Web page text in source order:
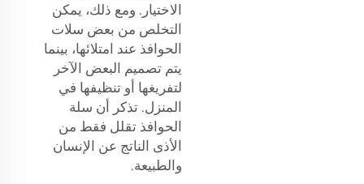
الاختيار. ومع ذلك، يمكن
التخلص من بعض سلات
الحوافذ عند امتلائها، بينما
يتم تصميم البعض الآخر
لتفريغها أو تنظيفها في
المنزل. تذكر أن سلة
الحوافذ تقلل فقط من
الأذى الناتج عن الإنسان
والطبيعة.